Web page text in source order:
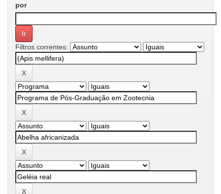
por
Filtros correntes: